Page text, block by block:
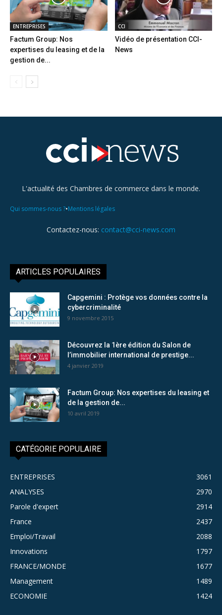
ENTREPRISES
Factum Group: Nos
expertises du leasing et de la
gestion de...
CCI
Vidéo de présentation CCI-
News
L'actualité des Chambres de commerce dans le monde.
Qui sommes-nous ?•Mentions légales
Contactez-nous: contact@cci-news.com
ARTICLES POPULAIRES
Capgemini : Protège vos données contre la
cybercriminalité
9 novembre 2015
Découvrez la 1ère édition du Salon de
l’immobilier international de prestige...
4 janvier 2019
Factum Group: Nos expertises du leasing et
de la gestion de...
10 avril 2019
CATÉGORIE POPULAIRE
ENTREPRISES
3061
ANALYSES
2970
Parole d'expert
2914
France
2437
Emploi/Travail
2088
Innovations
1797
FRANCE/MONDE
1677
Management
1489
ECONOMIE
1424